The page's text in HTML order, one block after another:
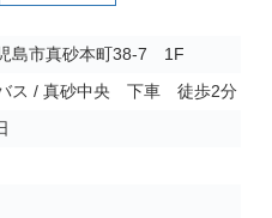
島市真砂本町38-7 1F
ス / 真砂中央 下車 徒歩2分